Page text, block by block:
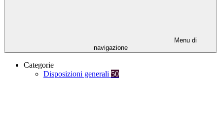
Menu di
navigazione
Categorie
Disposizioni generali 50